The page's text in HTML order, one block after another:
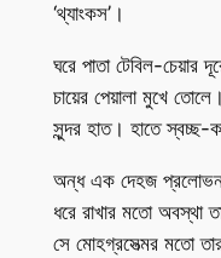
‘থ্যাংকস’।
ঘরে পাতা টেবিল-চেয়ার
চায়ের পেয়ালা মুখে
সুন্দর হাত। হাতে স্বচ্ছ-
অন্ধ এক দেহজ প্রলোভন
ধরে রাখার মতো অবস্থা
সে মোহগ্রসেত্মর মতো